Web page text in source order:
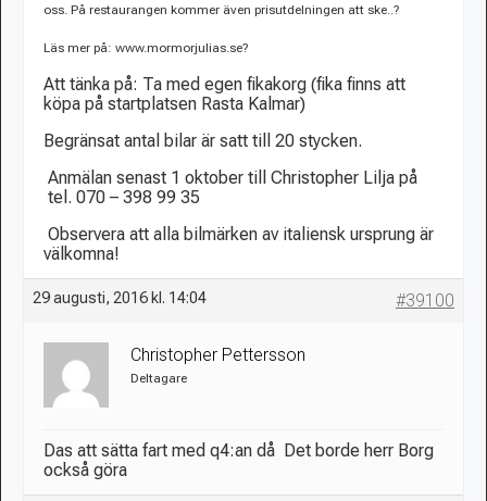
oss. På restaurangen kommer även prisutdelningen att ske..?
Läs mer på: www.mormorjulias.se?
Att tänka på: Ta med egen fikakorg (fika finns att
köpa på startplatsen Rasta Kalmar)
Begränsat antal bilar är satt till 20 stycken.
Anmälan senast 1 oktober till Christopher Lilja på
tel. 070 – 398 99 35
Observera att alla bilmärken av italiensk ursprung är
välkomna!
29 augusti, 2016 kl. 14:04 #39100
Christopher Pettersson
Deltagare
Das att sätta fart med q4:an då Det borde herr Borg
också göra